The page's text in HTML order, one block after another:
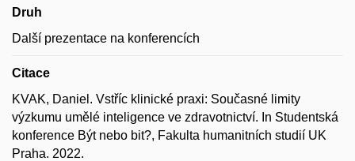
Druh
Další prezentace na konferencích
Citace
KVAK, Daniel. Vstříc klinické praxi: Současné limity
výzkumu umělé inteligence ve zdravotnictví. In Studentská
konference Být nebo bit?, Fakulta humanitních studií UK
Praha. 2022.